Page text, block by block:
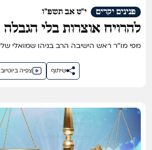
י"ט אב תשפ"ו פנינים יקרים
להרויח אוצרות בלי הגבלה
מפי מו''ר ראש הישיבה הרב בניהו שמואלי שליט''א
צפיה ביוטיוב שיתוף